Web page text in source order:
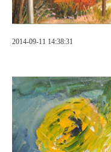
2014-09-11 14:38:31